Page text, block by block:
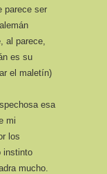
parece ser
al parece,
es su
el maletín)
esa
mi
los
instinto
mucho.